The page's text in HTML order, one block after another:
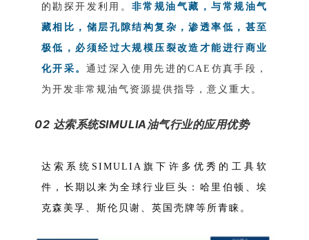
的勘探开发利用。 非常规油气藏， 与常规油气
藏相比，储层孔隙结构复杂，渗透率低，甚至
极低，必须经过大规模压裂改造才能进行商业
化开采。 通过深入使用先进的CAE仿真手段，
为开发非常规油气资源提供指导，意义重大。
02 达索系统SIMULIA油气行业的应用优势
达索系统SIMULIA旗下许多优秀的工具软
件，长期以来为 全球行业巨头：哈里伯顿、埃
克森美孚、斯伦贝谢、英国壳牌等所青睐。